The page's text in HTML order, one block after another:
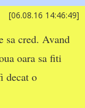
[06.08.16 14:46:49]
sa cred. Avand
oara sa fiti
decat o